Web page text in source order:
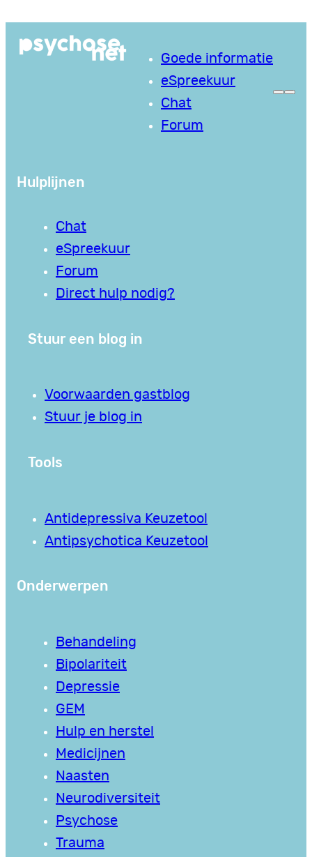
naar
Goede informatie
eSpreekuur
Chat
Forum
Hulplijnen
Chat
eSpreekuur
Forum
Direct hulp nodig?
Stuur een blog in
Voorwaarden gastblog
Stuur je blog in
Tools
Antidepressiva Keuzetool
Antipsychotica Keuzetool
Onderwerpen
Behandeling
Bipolariteit
Depressie
GEM
Hulp en herstel
Medicijnen
Naasten
Neurodiversiteit
Psychose
Trauma